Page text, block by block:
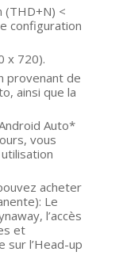
(THD+N) <
configuration
x 720).
provenant de
ainsi que la
Auto*
vous
acheter
Le
l’accès
et
sur l’Head-up